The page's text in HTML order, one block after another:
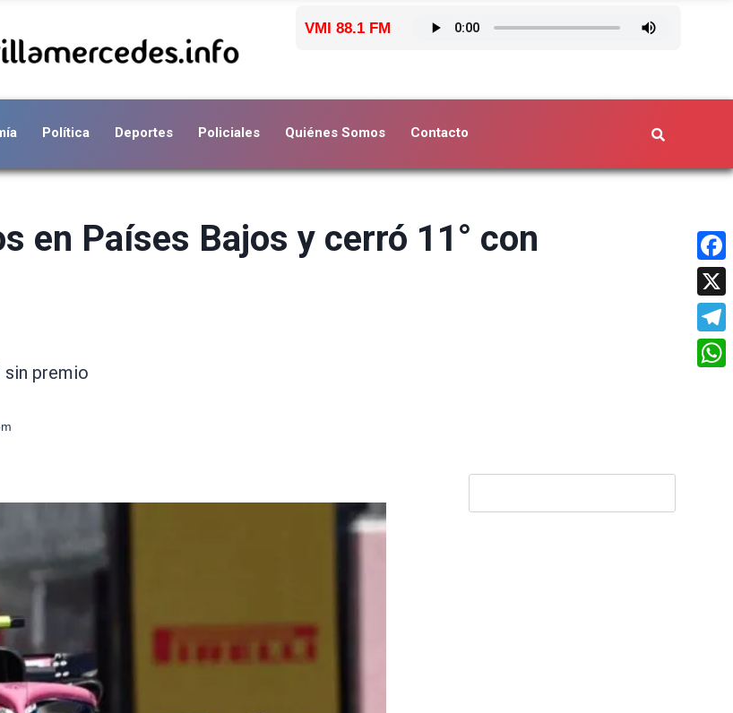
VMI 88.1 FM
Política Deportes Policiales Quiénes Somos Contacto
en Países Bajos y cerró 11° con
sin premio
X